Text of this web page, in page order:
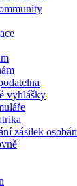
vyhlášky
zásilek